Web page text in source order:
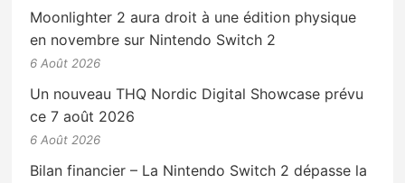
Moonlighter 2 aura droit à une édition physique
en novembre sur Nintendo Switch 2
6 Août 2026
Un nouveau THQ Nordic Digital Showcase prévu
ce 7 août 2026
6 Août 2026
Bilan financier – La Nintendo Switch 2 dépasse la